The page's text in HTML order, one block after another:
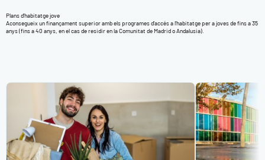
Plans d’habitatge jove
Aconsegueix un finançament superior amb els programes d’accés a l’habitatge per a joves de fins a 35
anys (fins a 40 anys, en el cas de residir en la Comunitat de Madrid o Andalusia).